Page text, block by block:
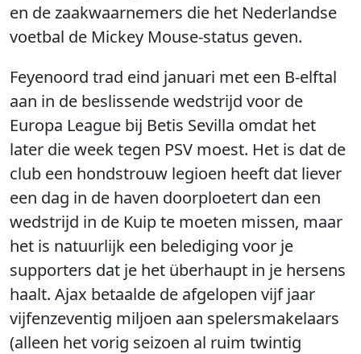
en de zaakwaarnemers die het Nederlandse
voetbal de Mickey Mouse-status geven.
Feyenoord trad eind januari met een B-elftal
aan in de beslissende wedstrijd voor de
Europa League bij Betis Sevilla omdat het
later die week tegen PSV moest. Het is dat de
club een hondstrouw legioen heeft dat liever
een dag in de haven doorploetert dan een
wedstrijd in de Kuip te moeten missen, maar
het is natuurlijk een belediging voor je
supporters dat je het überhaupt in je hersens
haalt. Ajax betaalde de afgelopen vijf jaar
vijfenzeventig miljoen aan spelersmakelaars
(alleen het vorig seizoen al ruim twintig